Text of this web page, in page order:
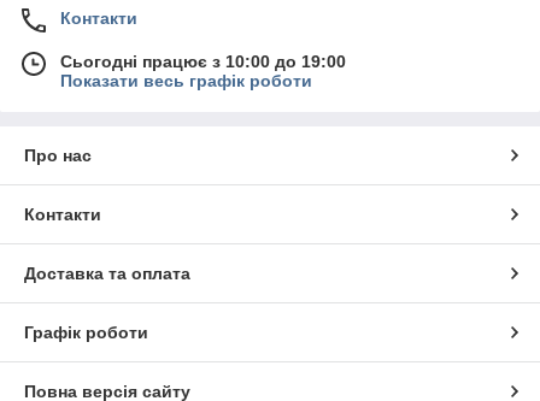
Контакти
Сьогодні працює з 10:00 до 19:00
Показати весь графік роботи
Про нас
Контакти
Доставка та оплата
Графік роботи
Повна версія сайту